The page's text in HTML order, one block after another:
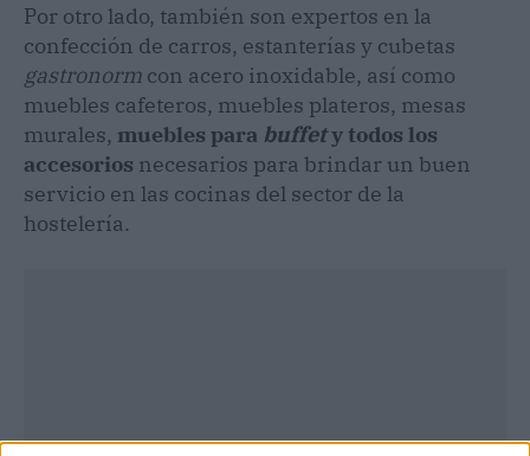
Por otro lado, también son expertos en la
confección de carros, estanterías y cubetas
gastronorm con acero inoxidable, así como
muebles cafeteros, muebles plateros, mesas
murales, muebles para buffety todos los
accesorios necesarios para brindar un buen
servicio en las cocinas del sector de la
hostelería.